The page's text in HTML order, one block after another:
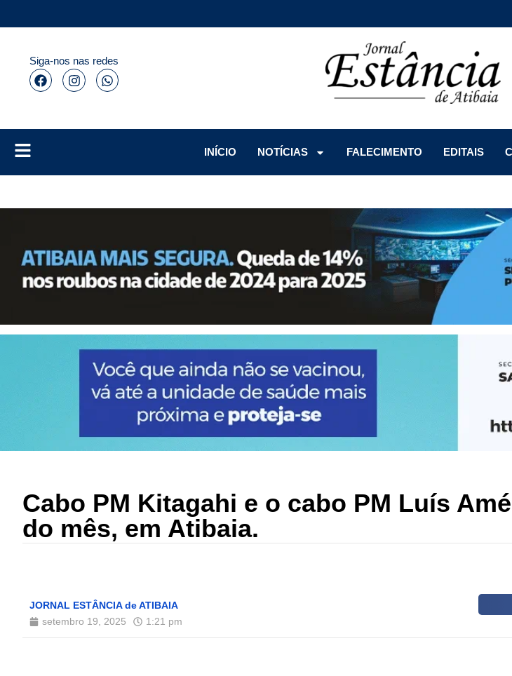
Siga-nos nas redes
INÍCIO
NOTÍCIAS FALECIMENTO EDITAIS
Cabo PM Kitagahi e o cabo PM Luís
do mês, em Atibaia.
JORNAL ESTÂNCIA de ATIBAIA
setembro 19, 2025
1:21 pm